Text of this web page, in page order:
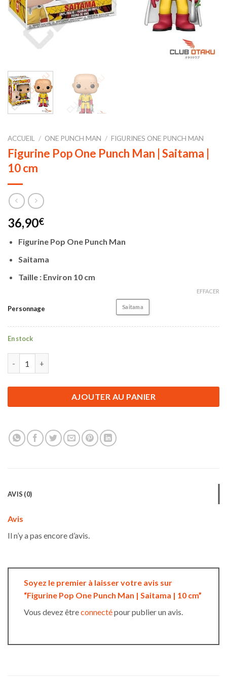
ACCUEIL / ONE PUNCH MAN / FIGURINES ONE PUNCH MAN
Figurine Pop One Punch Man | Saitama |
10 cm
36,90€
Figurine Pop One Punch Man
Saitama
Taille : Environ 10 cm
Personnage Saitama
EFFACER
En stock
AJOUTER AU PANIER
AVIS (0)
Avis
Il n’y a pas encore d’avis.
Soyez le premier à laisser votre avis sur
“Figurine Pop One Punch Man | Saitama | 10 cm”
Vous devez êtreconnectépour publier un avis.